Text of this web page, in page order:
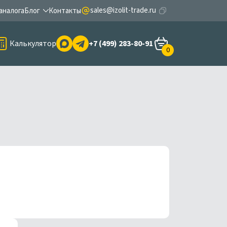
Блог Контакты sales@izolit-trade.ru
Калькулятор +7 (499) 283-80-91
0